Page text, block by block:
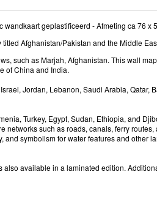
geplastificeerd - Afmeting ca 76 x
Afghanistan/Pakistan and the Middle
such as Marjah, Afghanistan. This wall
of China and India.
Jordan, Lebanon, Saudi Arabia, Qatar,
Turkey, Egypt, Sudan, Ethiopia, and
such as roads, canals, ferry routes,
symbolism for water features and other
available in a laminated edition.